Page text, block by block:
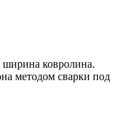
ширина ковролина.
методом сварки под